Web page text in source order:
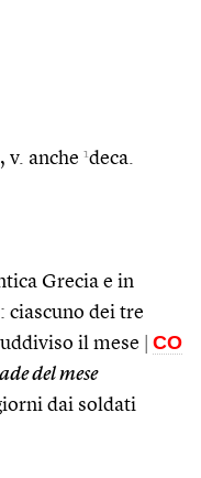
v. anche 1deca.
Grecia e in
ciascuno dei tre
il mese
CO
del mese
dai soldati